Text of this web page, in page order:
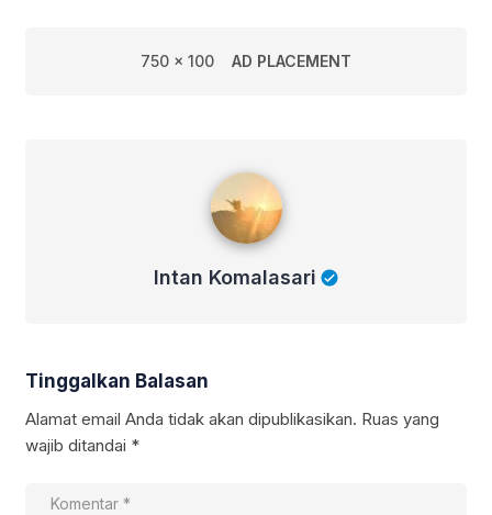
750 x 100 AD PLACEMENT
Intan Komalasari
Tinggalkan Balasan
Alamat email Anda tidak akan dipublikasikan. Ruas yang
wajib ditandai *